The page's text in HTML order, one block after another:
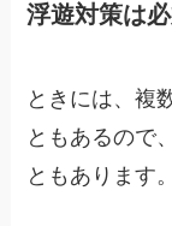
浮遊対策は
ときには、複
ともあるので
ともあります。